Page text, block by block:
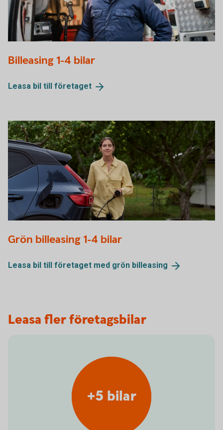
Billeasing 1-4 bilar
Leasa bil till företaget
Grön billeasing 1-4 bilar
Leasa bil till företaget med grön billeasing
Leasa fler företagsbilar
+5 bilar